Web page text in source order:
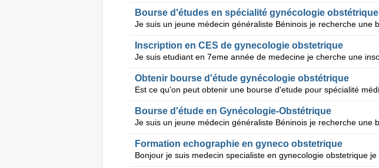
Bourse d'études en spécialité gynécologie obstétrique
Inscription en CES de gynecologie obstetrique
Obtenir bourse d'étude gynécologie obstétrique
Bourse d'étude en Gynécologie-Obstétrique
Formation echographie en gyneco obstetrique